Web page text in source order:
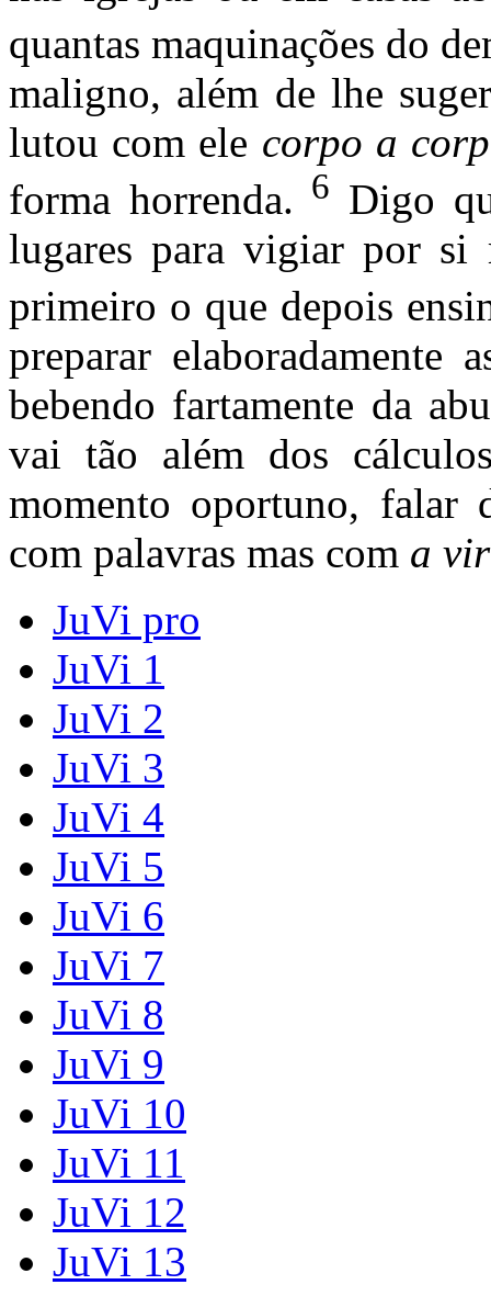
quantas maquinações do
maligno, além de lhe
lutou com ele corpo a
forma horrenda. 6 Digo
lugares para vigiar por si
primeiro o que depois
preparar elaboradamente
bebendo fartamente da
vai tão além dos
momento oportuno, falar
com palavras mas com a
JuVi pro
JuVi 1
JuVi 2
JuVi 3
JuVi 4
JuVi 5
JuVi 6
JuVi 7
JuVi 8
JuVi 9
JuVi 10
JuVi 11
JuVi 12
JuVi 13